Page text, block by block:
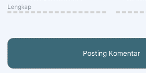
Posting Komentar